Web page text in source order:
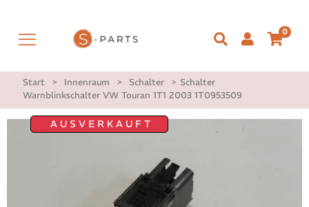
0
Start > Innenraum > Schalter > Schalter
Warnblinkschalter VW Touran 1T1 2003 1T0953509
AUSVERKAUFT